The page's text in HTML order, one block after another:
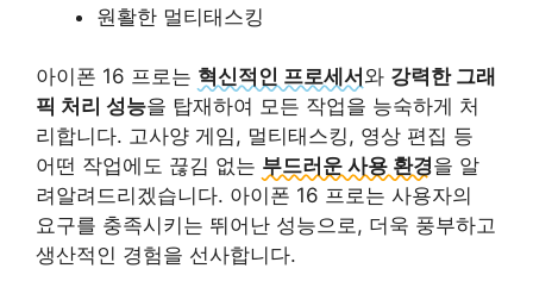
원활한 멀티태스킹
아이폰 16 프로는 혁신적인 프로세서 와 강력한 그래
픽 처리 성능을 탑재하여 모든 작업을 능숙하게 처
리합니다. 고사양 게임, 멀티태스킹, 영상 편집 등
어떤 작업에도 끊김 없는 부드러운 사용 환경을 알
려알려드리겠습니다. 아이폰 16 프로는 사용자의
요구를 충족시키는 뛰어난 성능으로, 더욱 풍부하고
생산적인 경험을 선사합니다.